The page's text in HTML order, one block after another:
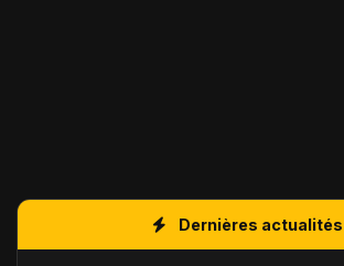
Dernières actualités